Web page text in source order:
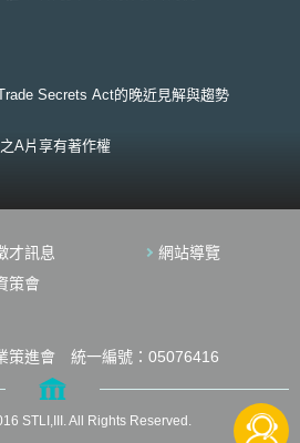
規定。 此次修法除了將本
除現行本法中，申請人若欲主張優惠期必須
技術內
開，由於是因為申請人申請專利依法所導
意所提出專利申請案而公開時，依據「TPP
滿六個月」修正為「未滿十二個月」。
而申請延長專利權期間的制度 因應
的規定，新增本法第57條之1至第57條之
可扣除期間、申請期間、申請延長期間與專
不一致之處理，以及舉發事由之規定。當授
應依專利權人之申請調整專利權期間。而所
請後5年或申請實體審查後3年(以時間較晚者
分之資料的義務規定，以達有效遏止著作權
違法歐盟規範前提下，自行決定是否在國內
國內法後，則允許在符合特定情況下，當事
資料之義務。該法令因存有違反隱私權保護
Secrets Act的晚近見解與趨勢
A片享有著作權
才訊息
網站導覽
策會
策進會 統一編號：05076416
STLI,III. All Rights Reserved.